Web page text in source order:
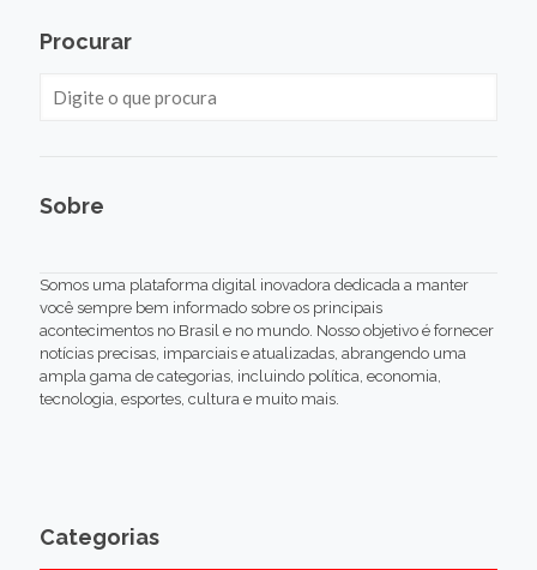
Procurar
Sobre
Somos uma plataforma digital inovadora dedicada a manter
você sempre bem informado sobre os principais
acontecimentos no Brasil e no mundo. Nosso objetivo é fornecer
notícias precisas, imparciais e atualizadas, abrangendo uma
ampla gama de categorias, incluindo política, economia,
tecnologia, esportes, cultura e muito mais.
Categorias